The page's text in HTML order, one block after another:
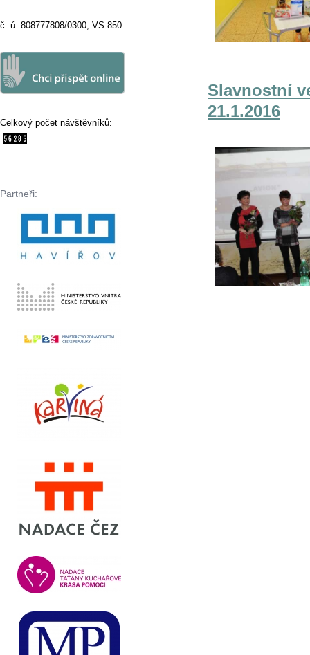
č. ú. 808777808/0300, VS:850
Celkový počet návštěvníků:
Partneři:
Slavnostní
21.1.2016